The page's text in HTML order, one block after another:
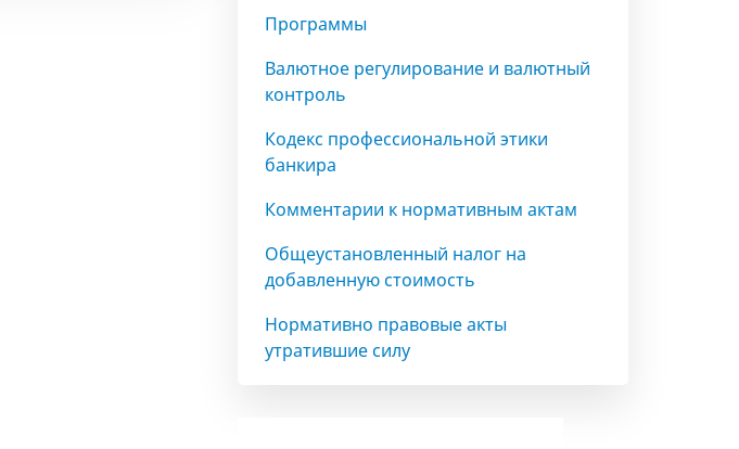
Программы
Валютное регулирование и валютный
контроль
Кодекс профессиональной этики
банкира
Комментарии к нормативным актам
Общеустановленный налог на
добавленную стоимость
Нормативно правовые акты
утратившие силу